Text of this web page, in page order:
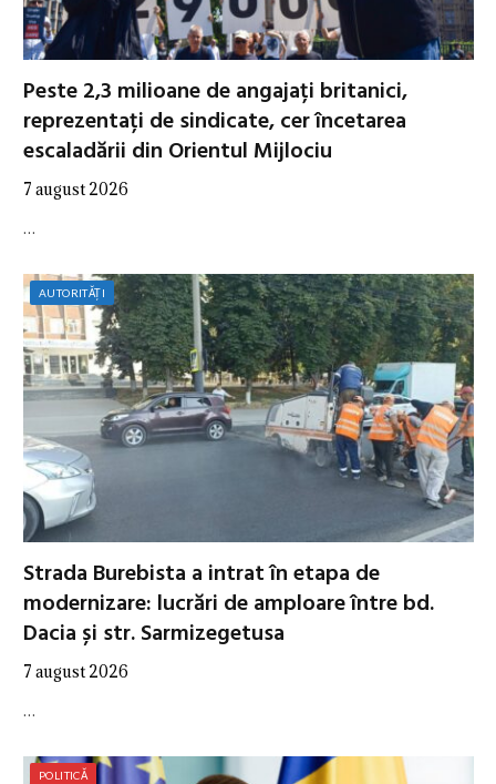
Peste 2,3 milioane de angajați britanici,
reprezentați de sindicate, cer încetarea
escaladării din Orientul Mijlociu
7 august 2026
…
AUTORITĂȚI
Strada Burebista a intrat în etapa de
modernizare: lucrări de amploare între bd.
Dacia și str. Sarmizegetusa
7 august 2026
…
POLITICĂ